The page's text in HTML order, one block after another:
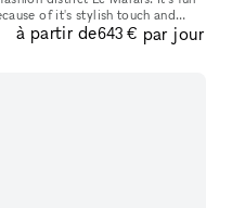
of it's stylish touch and
façade and a larg
à partir de643 € par jour